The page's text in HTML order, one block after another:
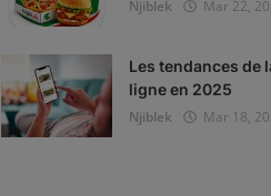
Njiblek
Mar 22,
Les tendances de
ligne en 2025
Njiblek
Mar 18,